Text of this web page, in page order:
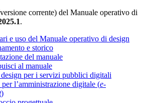
corrente) del Manuale operativo di
.
e uso del Manuale operativo di design
e storico
del manuale
al manuale
per i servizi pubblici digitali
l’amministrazione digitale (e-
)